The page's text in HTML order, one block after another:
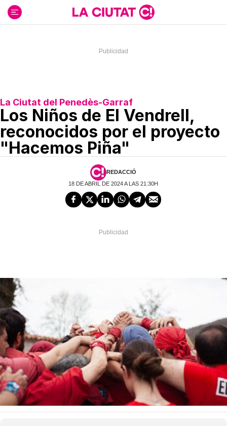
contenido
La Ciutat del Penedès-Garraf
Los Niños de El Vendrell,
reconocidos por el proyecto
"Hacemos Piña"
REDACCIÓ
18 DE ABRIL DE 2024 A LAS 21:30H